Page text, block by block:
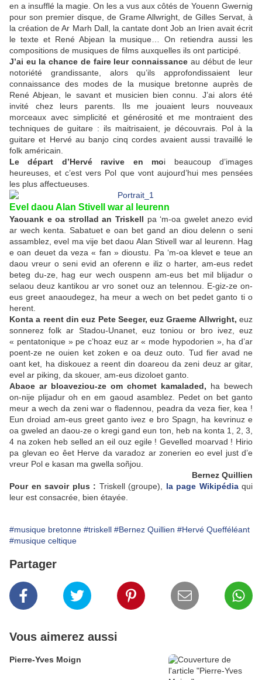
en a insufflé la magie. On les a vus aux côtés de Youenn Gwernig
pour son premier disque, de Grame Allwright, de Gilles Servat, à
la création de Ar Marh Dall, la cantate dont Job an Irien avait écrit
le texte et René Abjean la musique…On retiendra aussi les
compositions de musiques de films auxquelles ils ont participé.
J’ai eu la chance de faire leur connaissance au début de leur
notoriété grandissante, alors qu’ils approfondissaient leur
connaissance des modes de la musique bretonne auprès de
René Abjean, le savant et musicien bien connu. J’ai alors été
invité chez leurs parents. Ils me jouaient leurs nouveaux
morceaux avec simplicité et générosité et me montraient des
techniques de guitare : ils maitrisaient, je découvrais. Pol à la
guitare et Hervé au banjo cinq cordes avaient aussi travaillé le
folk américain.
Le départ d’Hervé ravive en moi beaucoup d’images
heureuses, et c’est vers Pol que vont aujourd’hui mes pensées
les plus affectueuses.
Evel daou Alan Stivell war al leurenn
Yaouank e oa strollad an Triskell pa ‘m-oa gwelet anezo evid
ar wech kenta. Sabatuet e oan bet gand an diou delenn o seni
assamblez, evel ma vije bet daou Alan Stivell war al leurenn. Hag
e oan deuet da veza « fan » dioustu. Pa ‘m-oa klevet e teue an
daou vreur o seni evid an oferenn e iliz o harter, am-eus redet
beteg du-ze, hag eur wech ouspenn am-eus bet mil blijadur o
selaou deuz kantikou ar vro sonet ouz an telennou. E-giz-ze on-
eus greet anaoudegez, ha meur a wech on bet pedet ganto ti o
herent.
Konta a reent din euz Pete Seeger, euz Graeme Allwright, euz
sonnerez folk ar Stadou-Unanet, euz toniou or bro ivez, euz
« pentatonique » pe c’hoaz euz ar « mode hypodorien », ha d’ar
poent-ze ne ouien ket zoken e oa deuz outo. Tud fier avad ne
oant ket, ha diskouez a reent din doareou da zeni deuz ar gitar,
evel ar piking, da skouer, am-eus dizoloet ganto.
Abaoe ar bloaveziou-ze om chomet kamaladed, ha bewech
on-nije plijadur oh en em gaoud asamblez. Pedet on bet ganto
meur a wech da zeni war o fladennou, peadra da veza fier, kea !
Eun droiad am-eus greet ganto ivez e bro Spagn, ha kevrinuz e
oa gweled an daou-ze o kregi gand eun ton, heb na konta 1, 2, 3,
4 na zoken heb selled an eil ouz egile ! Gevelled moarvad ! Hirio
pa glevan eo êet Herve da varadoz ar zonerien eo evel just d’e
vreur Pol e kasan ma gwella soñjou.
Bernez Quillien
Pour en savoir plus : Triskell (groupe), la page Wikipédiaqui
leur est consacrée, bien étayée.
#musique bretonne #triskell #Bernez Quillien #Hervé Quefféléant
#musique celtique
Partager
Vous aimerez aussi
Pierre-Yves Moign